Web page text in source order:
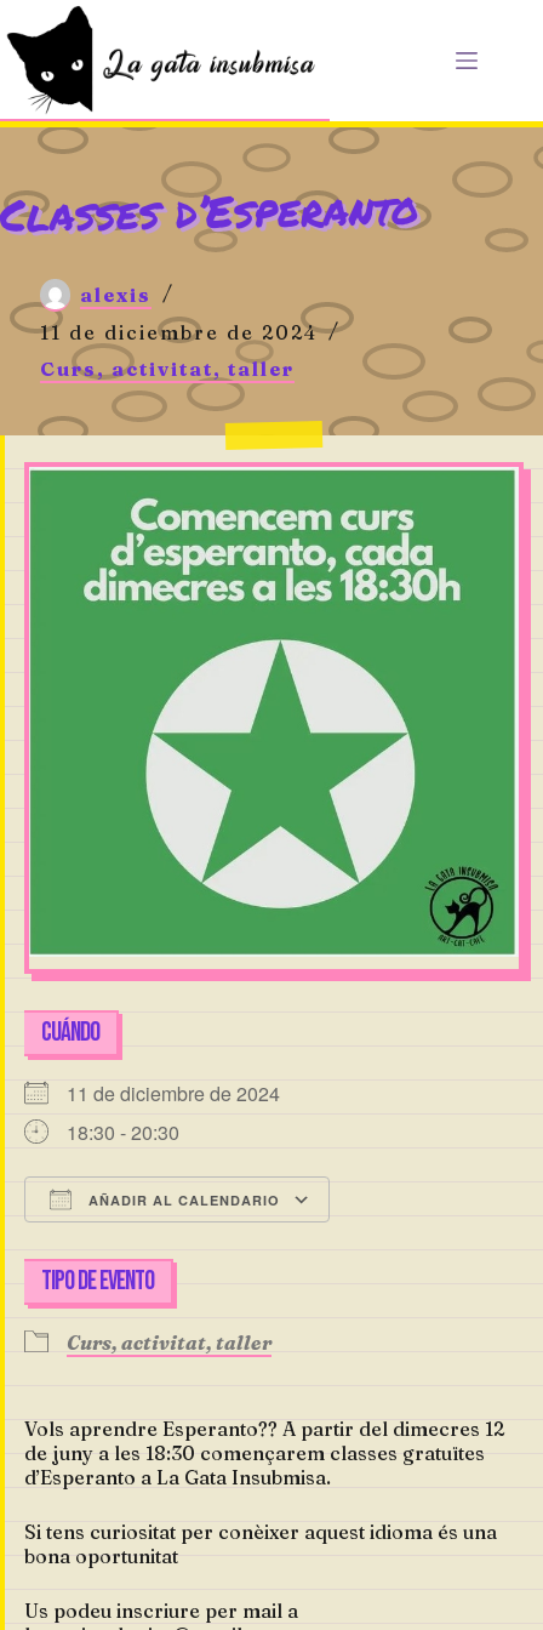
al
contenido
Classes d’Esperanto
alexis
11 de diciembre de 2024
Curs, activitat, taller
CUÁNDO
11 de diciembre de 2024
18:30 - 20:30
AÑADIR AL CALENDARIO
TIPO DE EVENTO
Curs, activitat, taller
Vols aprendre Esperanto?? A partir del dimecres 12
de juny a les 18:30 començarem classes gratuïtes
d’Esperanto a La Gata Insubmisa.
Si tens curiositat per conèixer aquest idioma és una
bona oportunitat
Us podeu inscriure per mail a